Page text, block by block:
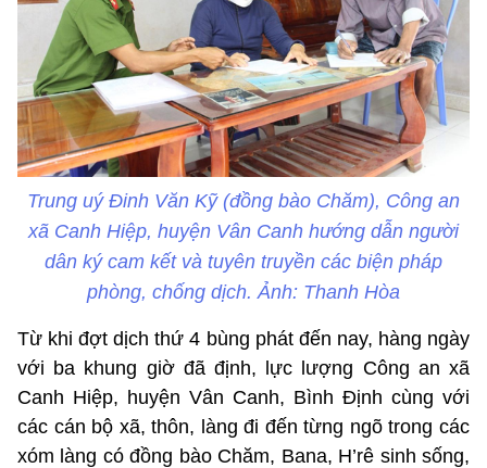
Trung uý Đinh Văn Kỹ (đồng bào Chăm), Công an
xã Canh Hiệp, huyện Vân Canh hướng dẫn người
dân ký cam kết và tuyên truyền các biện pháp
phòng, chống dịch. Ảnh: Thanh Hòa
Từ khi đợt dịch thứ 4 bùng phát đến nay, hàng ngày
với ba khung giờ đã định, lực lượng Công an xã
Canh Hiệp, huyện Vân Canh, Bình Định cùng với
các cán bộ xã, thôn, làng đi đến từng ngõ trong các
xóm làng có đồng bào Chăm, Bana, H’rê sinh sống,